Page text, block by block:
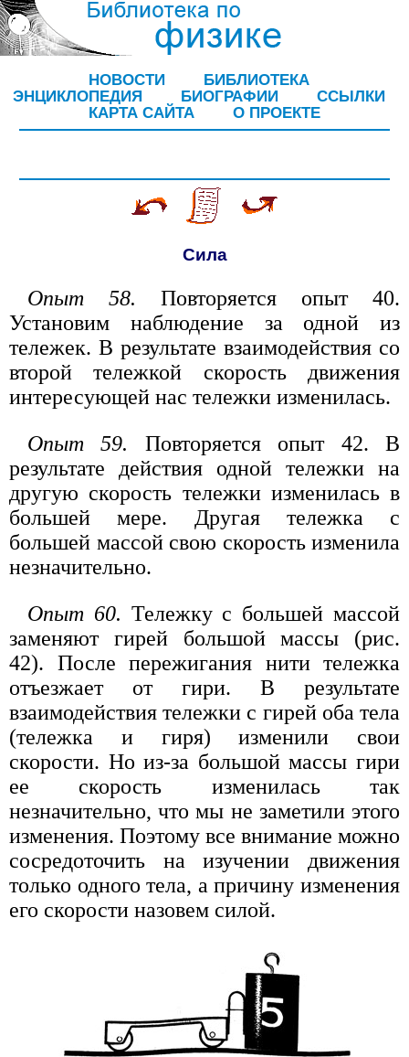
НОВОСТИ
БИБЛИОТЕКА
ЭНЦИКЛОПЕДИЯ
БИОГРАФИИ
ССЫЛКИ
КАРТА САЙТА
О ПРОЕКТЕ
Сила
Опыт 58. Повторяется опыт 40.
Установим наблюдение за одной из
тележек. В результате взаимодействия со
второй тележкой скорость движения
интересующей нас тележки изменилась.
Опыт 59. Повторяется опыт 42. В
результате действия одной тележки на
другую скорость тележки изменилась в
большей мере. Другая тележка с
большей массой свою скорость изменила
незначительно.
Опыт 60. Тележку с большей массой
заменяют гирей большой массы (рис.
42). После пережигания нити тележка
отъезжает от гири. В результате
взаимодействия тележки с гирей оба тела
(тележка и гиря) изменили свои
скорости. Но из-за большой массы гири
ее скорость изменилась так
незначительно, что мы не заметили этого
изменения. Поэтому все внимание можно
сосредоточить на изучении движения
только одного тела, а причину изменения
его скорости назовем силой.